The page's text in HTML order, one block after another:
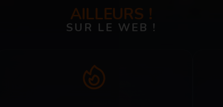
AILLEURS !
SUR LE WEB !